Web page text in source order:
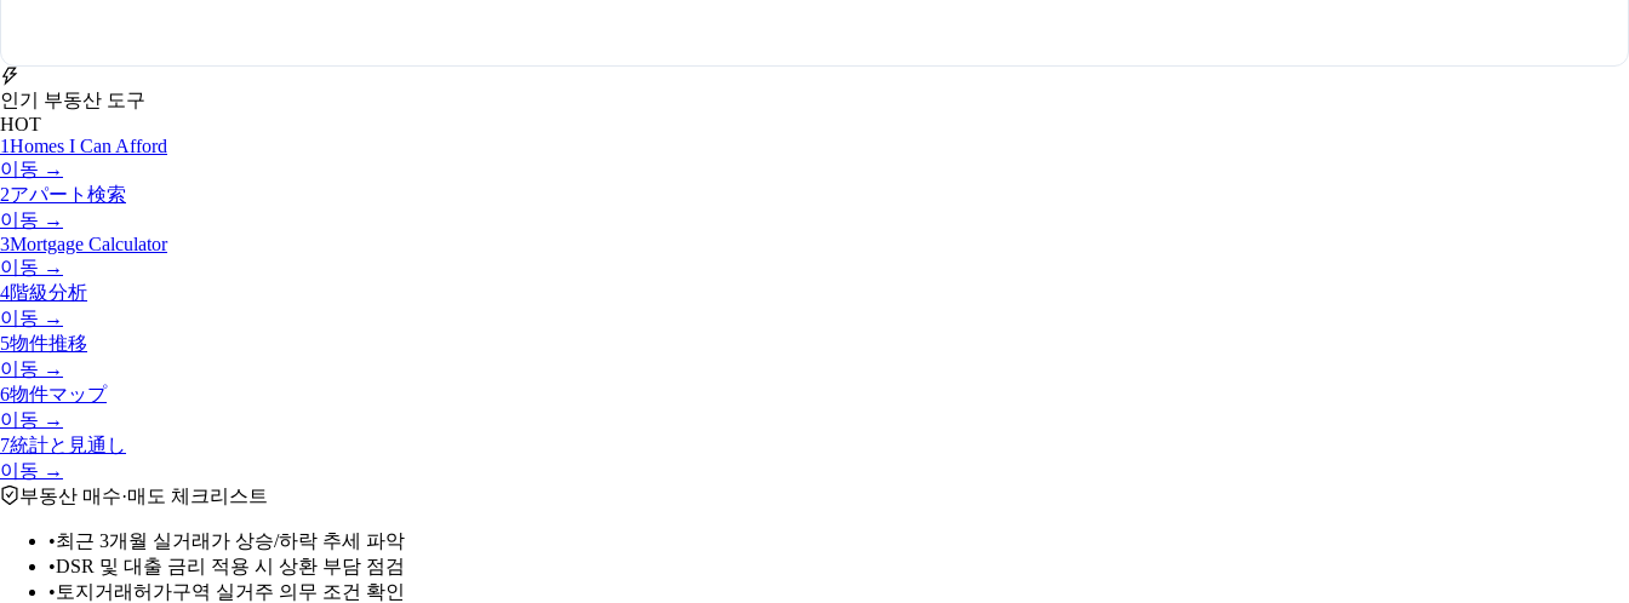
인기 부동산 도구
HOT
1Homes I Can Afford
이동 →
2アパート検索
이동 →
3Mortgage Calculator
이동 →
4階級分析
이동 →
5物件推移
이동 →
6物件マップ
이동 →
7統計と見通し
이동 →
부동산 매수·매도 체크리스트
•최근 3개월 실거래가 상승/하락 추세 파악
•DSR 및 대출 금리 적용 시 상환 부담 점검
• 토지거래허가구역 실거주 의무 조건 확인